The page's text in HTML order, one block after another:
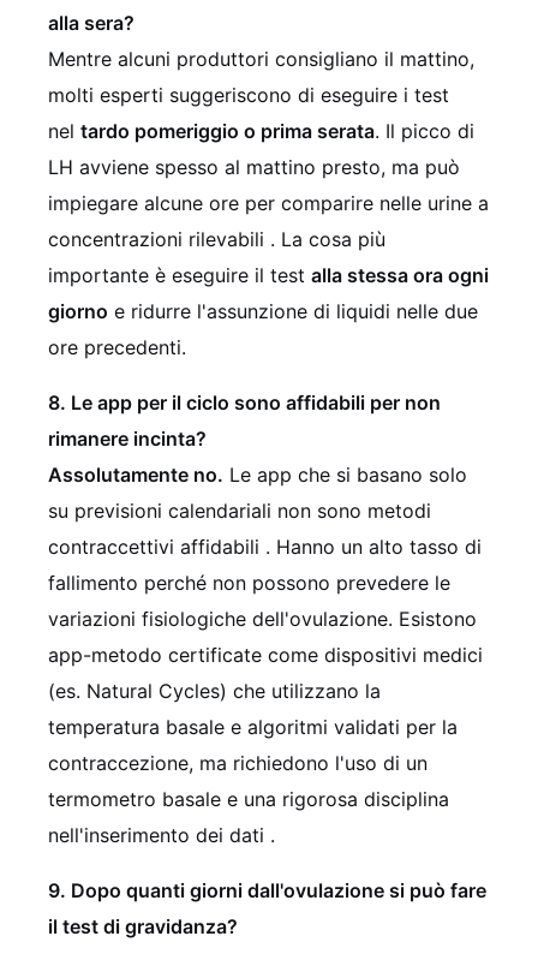
alla sera?
Mentre alcuni produttori consigliano il mattino,
molti esperti suggeriscono di eseguire i test
nel tardo pomeriggio o prima serata. Il picco di
LH avviene spesso al mattino presto, ma può
impiegare alcune ore per comparire nelle urine a
concentrazioni rilevabili . La cosa più
importante è eseguire il test alla stessa ora ogni
giorno e ridurre l'assunzione di liquidi nelle due
ore precedenti.
8. Le app per il ciclo sono affidabili per non
rimanere incinta?
Assolutamente no. Le app che si basano solo
su previsioni calendariali non sono metodi
contraccettivi affidabili . Hanno un alto tasso di
fallimento perché non possono prevedere le
variazioni fisiologiche dell'ovulazione. Esistono
app-metodo certificate come dispositivi medici
(es. Natural Cycles) che utilizzano la
temperatura basale e algoritmi validati per la
contraccezione, ma richiedono l'uso di un
termometro basale e una rigorosa disciplina
nell'inserimento dei dati .
9. Dopo quanti giorni dall'ovulazione si può fare
il test di gravidanza?